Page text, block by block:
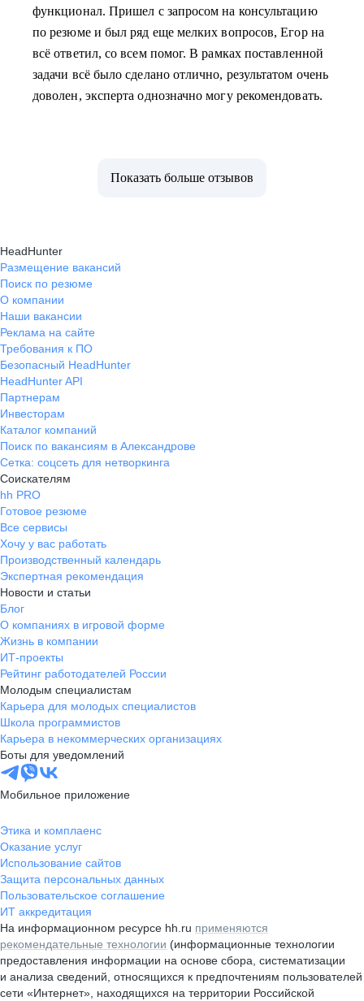
функционал. Пришел с запросом на консультацию
по резюме и был ряд еще мелких вопросов, Егор на
всё ответил, со всем помог. В рамках поставленной
задачи всё было сделано отлично, результатом очень
доволен, эксперта однозначно могу рекомендовать.
Показать больше отзывов
HeadHunter
Размещение вакансий
Поиск по резюме
О компании
Наши вакансии
Реклама на сайте
Требования к ПО
Безопасный HeadHunter
HeadHunter API
Партнерам
Инвесторам
Каталог компаний
Поиск по вакансиям в Александрове
Сетка: соцсеть для нетворкинга
Соискателям
hh PRO
Готовое резюме
Все сервисы
Хочу у вас работать
Производственный календарь
Экспертная рекомендация
Новости и статьи
Блог
О компаниях в игровой форме
Жизнь в компании
ИТ-проекты
Рейтинг работодателей России
Молодым специалистам
Карьера для молодых специалистов
Школа программистов
Карьера в некоммерческих организациях
Боты для уведомлений
Мобильное приложение
Этика и комплаенс
Оказание услуг
Использование сайтов
Защита персональных данных
Пользовательское соглашение
ИТ аккредитация
На информационном ресурсе hh.ru применяются
рекомендательные технологии (информационные технологии
предоставления информации на основе сбора, систематизации
и анализа сведений, относящихся к предпочтениям пользователей
сети «Интернет», находящихся на территории Российской